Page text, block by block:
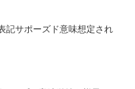
記サポーズド意味想定され